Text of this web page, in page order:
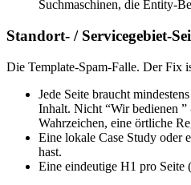
Suchmaschinen, die Entity-
Standort- / Servicegebiet-
Die Template-Spam-Falle. Der Fix
Jede Seite braucht
Inhalt. Nicht “Wir bedienen ”
Wahrzeichen, eine örtliche
Eine lokale Case Study oder
hast.
Eine eindeutige H1 pro